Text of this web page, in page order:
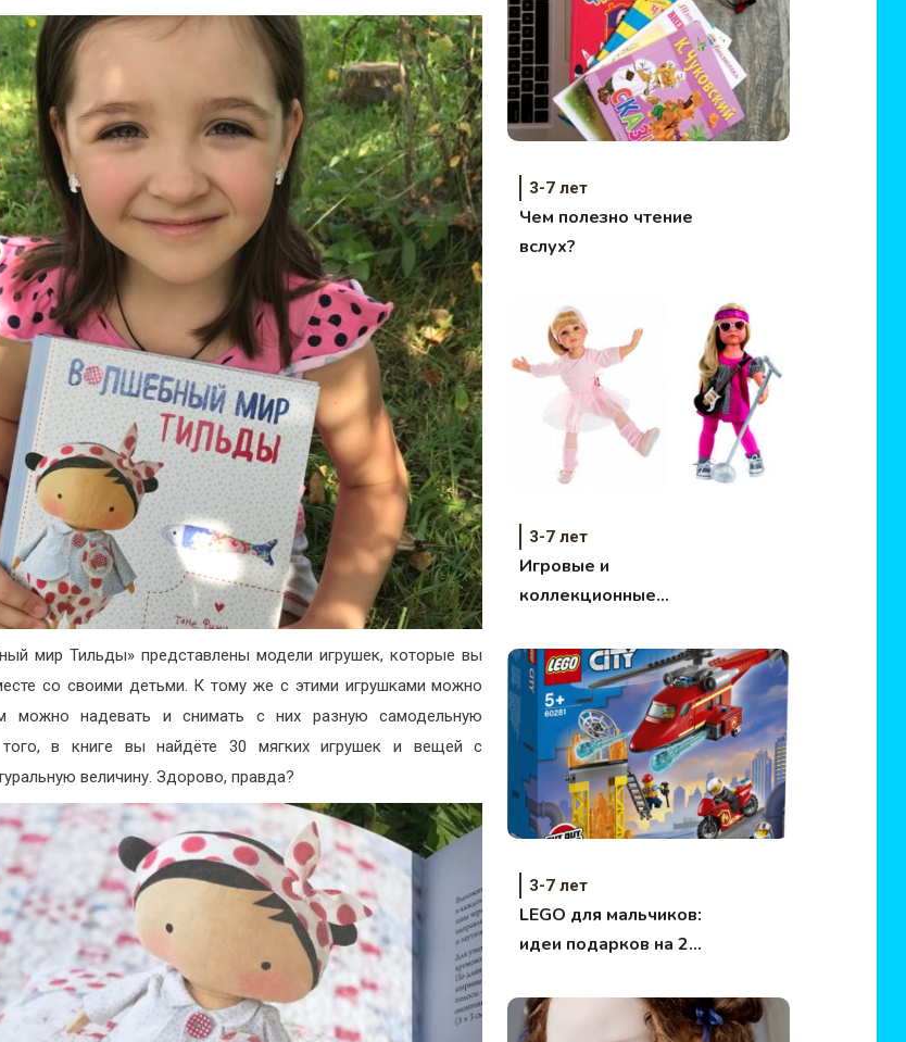
мир Тильды» представлены модели игрушек, которые вы
со своими детьми. К тому же с этими игрушками можно
можно надевать и снимать с них разную самодельную
того, вкниге вы найдёте 30 мягких игрушек и вещей с
величину. Здорово, правда?
3-7 лет
Чем полезно чтение
вслух?
3-7 лет
Игровые и
коллекционные
Готц)
3-7 лет
LEGO для мальчиков:
идеи подарков на 23